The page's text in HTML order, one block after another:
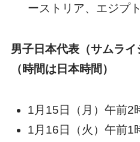
ーストリア、エジプト
男子日本代表（サムラ
（時間は日本時間）
1月15日（月）午前2
1月16日（火）午前1